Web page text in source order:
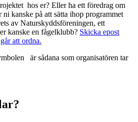
hos er? Eller ha ett föredrag om
kanske på att sätta ihop programmet
av Naturskyddsföreningen, ett
kanske en fågelklubb? Skicka epost
att ordna.
är sådana som organisatören tar